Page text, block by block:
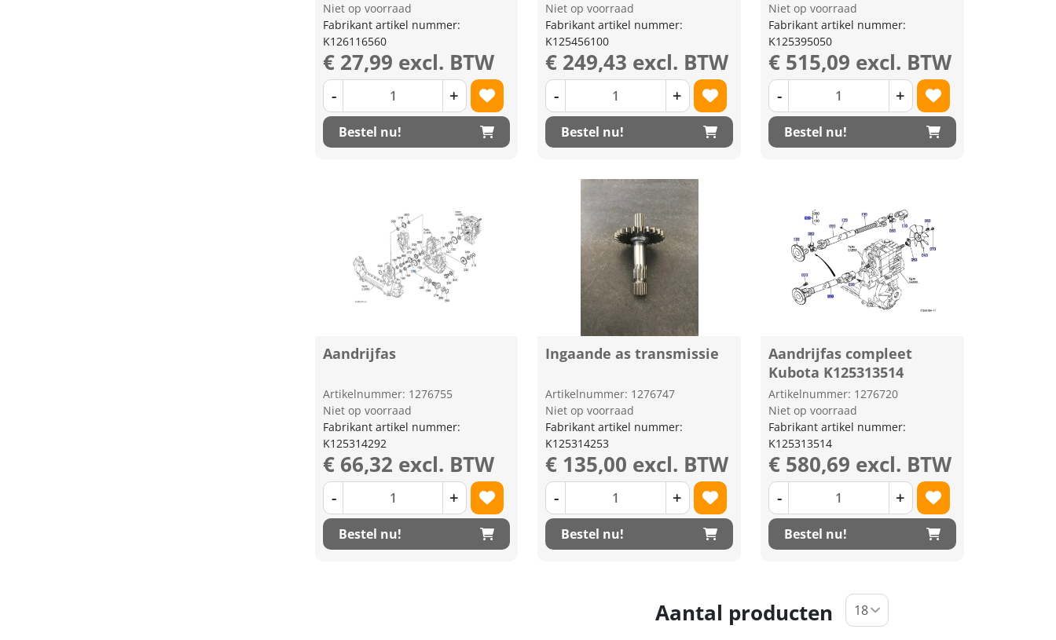
Niet op voorraad
Fabrikant artikel nummer:
K126116560
€ 27,99 excl. BTW
- +
Bestel nu!
Niet op voorraad
Fabrikant artikel nummer:
K125456100
€ 249,43 excl. BTW
- +
Bestel nu!
Niet op voorraad
Fabrikant artikel nummer:
K125395050
€ 515,09 excl. BTW
- +
Bestel nu!
Aandrijfas
Artikelnummer: 1276755
Niet op voorraad
Fabrikant artikel nummer:
K125314292
€ 66,32 excl. BTW
- +
Bestel nu!
Ingaande as transmissie
Artikelnummer: 1276747
Niet op voorraad
Fabrikant artikel nummer:
K125314253
€ 135,00 excl. BTW
- +
Bestel nu!
Aandrijfas compleet
Kubota K125313514
Artikelnummer: 1276720
Niet op voorraad
Fabrikant artikel nummer:
K125313514
€ 580,69 excl. BTW
- +
Bestel nu!
Aantal producten